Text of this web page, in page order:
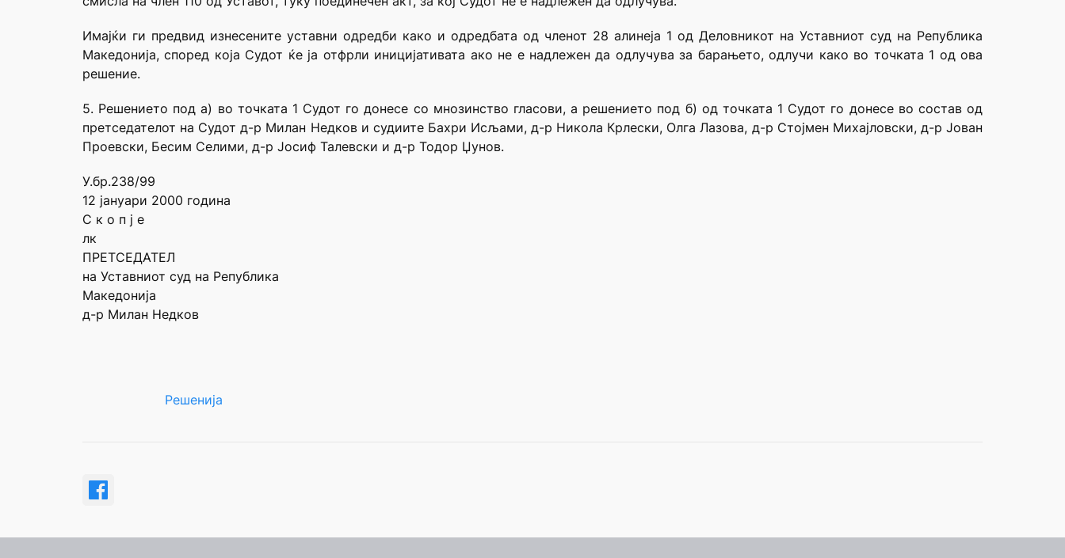
Имајќи ги предвид изнесените уставни одредби како и одредбата од членот 28 алинеја 1 од Деловникот на Уставниот суд на Република
Македонија, според која Судот ќе ја отфрли иницијативата ако не е надлежен да одлучува за барањето, одлучи како во точката 1 од ова
решение.
5. Решението под а) во точката 1 Судот го донесе со мнозинство гласови, а решението под б) од точката 1 Судот го донесе во состав од
претседателот на Судот д-р Милан Недков и судиите Бахри Исљами, д-р Никола Крлески, Олга Лазова, д-р Стојмен Михајловски, д-р Јован
Проевски, Бесим Селими, д-р Јосиф Талевски и д-р Тодор Џунов.
У.бр.238/99
12 јануари 2000 година
С к о п ј е
лк
ПРЕТСЕДАТЕЛ
на Уставниот суд на Република
Македонија
д-р Милан Недков
Решенија